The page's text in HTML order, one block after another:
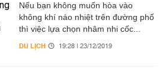
Nếu bạn không muốn hòa vào
không khí náo nhiệt trên đường phố
thì việc lựa chọn nhâm nhi cốc...
DU LỊCH 19:28 | 23/12/2019